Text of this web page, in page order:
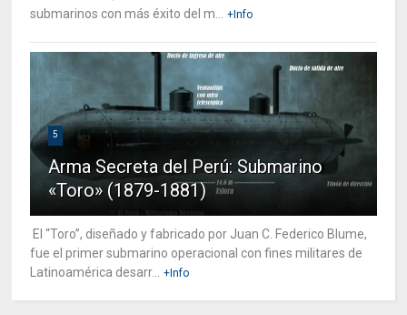
submarinos con más éxito del m...
+Info
5
Arma Secreta del Perú: Submarino
«Toro» (1879-1881)
El “Toro”, diseñado y fabricado por Juan C. Federico Blume,
fue el primer submarino operacional con fines militares de
Latinoamérica desarr...
+Info